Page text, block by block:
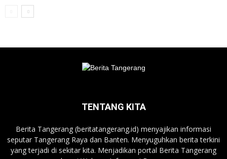
TENTANG KITA
Berita Tangerang (beritatangerang.id) menyajikan informasi
seputar Tangerang Raya dan Banten. Menyuguhkan berita terkini
yang terjadi di sekitar kita. Menjadikan portal Berita Tangerang